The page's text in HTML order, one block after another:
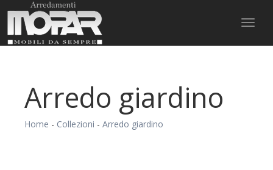
Arredo giardino
Home - Collezioni - Arredo giardino